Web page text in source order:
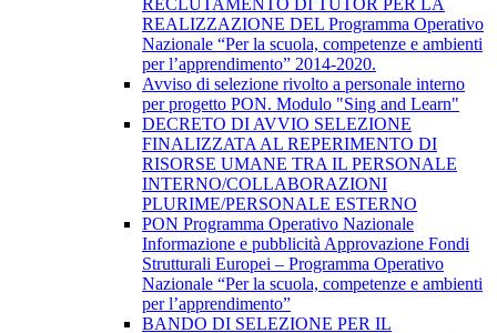
RECLUTAMENTO DI TUTOR PER LA
REALIZZAZIONE DEL Programma Operativo
Nazionale “Per la scuola, competenze e ambienti
per l’apprendimento” 2014-2020.
Avviso di selezione rivolto a personale interno
per progetto PON. Modulo "Sing and Learn"
DECRETO DI AVVIO SELEZIONE
FINALIZZATA AL REPERIMENTO DI
RISORSE UMANE TRA IL PERSONALE
INTERNO/COLLABORAZIONI
PLURIME/PERSONALE ESTERNO
PON Programma Operativo Nazionale
Informazione e pubblicità Approvazione Fondi
Strutturali Europei – Programma Operativo
Nazionale “Per la scuola, competenze e ambienti
per l’apprendimento”
BANDO DI SELEZIONE PER IL